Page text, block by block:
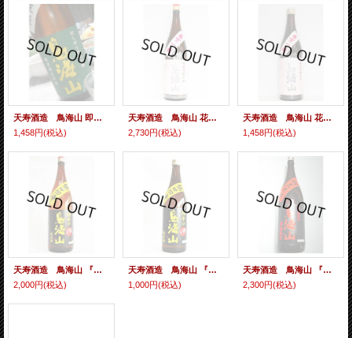
天寿酒造 鳥海山 即詰 純米吟醸無濾過生原酒 26BY 720ml
1,458円(税込)
天寿酒造 鳥海山 花ラベル 純米吟醸無濾過生原酒 25BY 1.8L
2,730円(税込)
天寿酒造 鳥海山 花ラベル 純米吟醸無濾過生原酒 25BY 720ml
1,458円(税込)
天寿酒造 鳥海山 『伝口切辛』 +15 純米酒 1.8L
2,000円(税込)
天寿酒造 鳥海山 『伝口切辛』 +15 純米酒 720ml
1,000円(税込)
天寿酒造 鳥海山 『燗上がり』 純米酒 1.8L
2,300円(税込)